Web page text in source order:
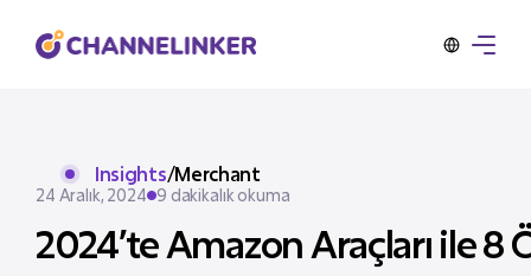
Insights/Merchant
24 Aralık, 2024 9 dakikalık okuma
2024’te Amazon Araçları ile